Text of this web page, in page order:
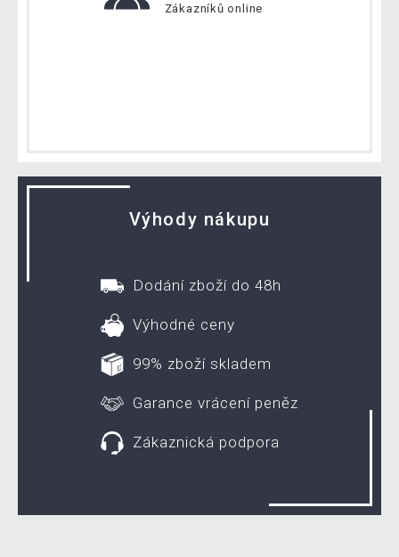
Zákazníků online
Výhody nákupu
Dodání zboží do 48h
Výhodné ceny
99% zboží skladem
Garance vrácení peněz
Zákaznická podpora